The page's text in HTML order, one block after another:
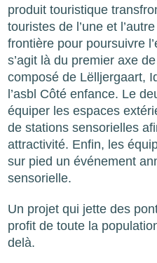
produit touristique
touristes de l’une et
frontière pour poursuivre
s’agit là du premier axe
composé de Lëlljergaart,
l’asbl Côté enfance. Le
équiper les espaces
de stations sensorielles
attractivité. Enfin, les
sur pied un événement
sensorielle.
Un projet qui jette des
profit de toute la
delà.